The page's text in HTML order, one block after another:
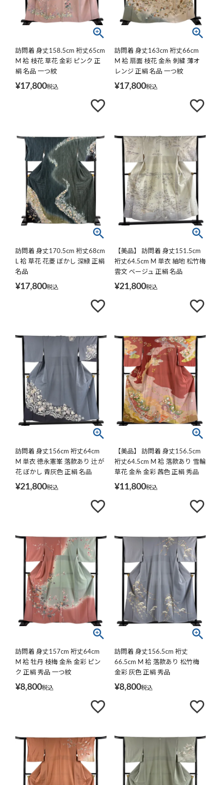
訪問着 身丈158.5cm 裄丈65cm
M 袷 枝花 草花 金彩 ピンク 正
絹 名品 一つ紋
¥17,800税込
訪問着 身丈163cm 裄丈66cm
M 袷 扇面 枝花 金糸 刺繍 薄オ
レンジ 正絹 名品 一つ紋
¥17,800税込
訪問着 身丈170.5cm 裄丈68cm
L 袷 草花 花菱 ぼかし 深緑 正絹
名品
¥17,800税込
【美品】 訪問着 身丈151.5cm
裄丈64.5cm M 単衣 紬地 松竹梅
雲文 ベージュ 正絹 名品
¥21,800税込
訪問着 身丈156cm 裄丈64cm
M 単衣 徳永憲峯 落款あり 辻が
花 ぼかし 青灰色 正絹 名品
¥21,800税込
【美品】 訪問着 身丈156.5cm
裄丈64.5cm M 袷 落款あり 雪輪
草花 金糸 金彩 茜色 正絹 秀品
¥11,800税込
訪問着 身丈157cm 裄丈64cm
M 袷 牡丹 枝梅 金糸 金彩 ピン
ク 正絹 秀品 一つ紋
¥8,800税込
訪問着 身丈156.5cm 裄丈
66.5cm M 袷 落款あり 松竹梅
金彩 灰色 正絹 秀品
¥8,800税込